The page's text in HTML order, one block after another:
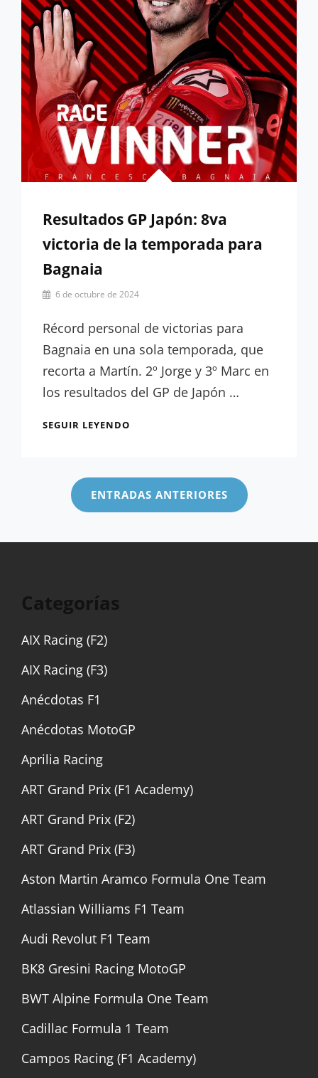
Resultados GP Japón: 8va
victoria de la temporada para
Bagnaia
Por
López
6 de octubre de 2024
Récord personal de victorias para
Bagnaia en una sola temporada, que
recorta a Martín. 2º Jorge y 3º Marc en
los resultados del GP de Japón …
SEGUIR LEYENDO
DE
LA
PARA
entradas
ENTRADAS ANTERIORES
Categorías
AIX Racing (F2)
AIX Racing (F3)
Anécdotas F1
Anécdotas MotoGP
Aprilia Racing
ART Grand Prix (F1 Academy)
ART Grand Prix (F2)
ART Grand Prix (F3)
Aston Martin Aramco Formula One Team
Atlassian Williams F1 Team
Audi Revolut F1 Team
BK8 Gresini Racing MotoGP
BWT Alpine Formula One Team
Cadillac Formula 1 Team
Campos Racing (F1 Academy)